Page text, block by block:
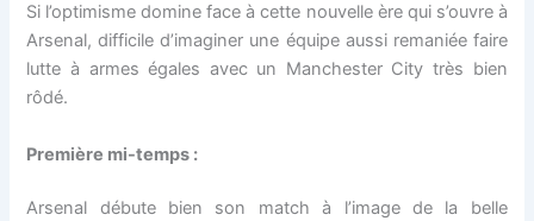
Si l’optimisme domine face à cette nouvelle ère qui s’ouvre à
Arsenal, difficile d’imaginer une équipe aussi remaniée faire
lutte à armes égales avec un Manchester City très bien
rôdé.
Première mi-temps :
Arsenal débute bien son match à l’image de la belle